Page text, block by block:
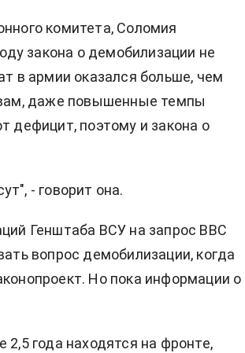
комитета, Соломия
закона о демобилизации не
в армии оказался больше, чем
даже повышенные темпы
дефицит, поэтому и закона о
- говорит она.
Генштаба ВСУ на запрос ВВС
вопрос демобилизации, когда
Но пока информации о
года находятся на фронте,